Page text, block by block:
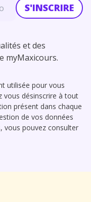
S'INSCRIRE
et des
myMaxicours.
utilisée pour vous
vous désinscrire à tout
présent dans chaque
de vos données
vous pouvez consulter